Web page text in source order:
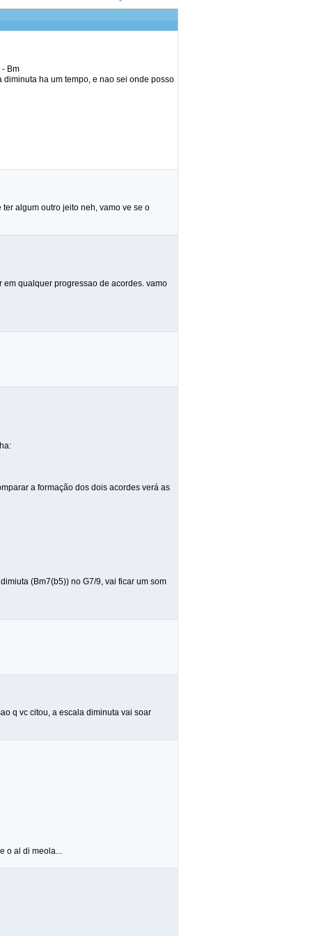
Bm
ha um tempo, e nao sei onde posso
algum outro jeito neh, vamo ve se o
qualquer progressao de acordes. vamo
a formação dos dois acordes verá as
(Bm7(b5)) no G7/9, vai ficar um som
q vc citou, a escala diminuta vai soar
o al di meola...